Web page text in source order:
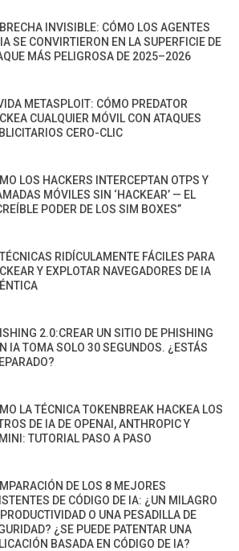
INVISIBLE: CÓMO LOS AGENTES
SE CONVIRTIERON EN LA SUPERFICIE DE
MÁS PELIGROSA DE 2025–2026
METASPLOIT: CÓMO PREDATOR
CUALQUIER MÓVIL CON ATAQUES
CERO-CLIC
LOS HACKERS INTERCEPTAN OTPS Y
MÓVILES SIN ‘HACKEAR’ — EL
PODER DE LOS SIM BOXES”
RIDÍCULAMENTE FÁCILES PARA
Y EXPLOTAR NAVEGADORES DE IA
2.0:CREAR UN SITIO DE PHISHING
IA TOMA SOLO 30 SEGUNDOS. ¿ESTÁS
LA TÉCNICA TOKENBREAK HACKEA LOS
DE IA DE OPENAI, ANTHROPIC Y
TUTORIAL PASO A PASO
DE LOS 8 MEJORES
DE CÓDIGO DE IA: ¿UN MILAGRO
O UNA PESADILLA DE
¿SE PUEDE PATENTAR UNA
BASADA EN CÓDIGO DE IA?